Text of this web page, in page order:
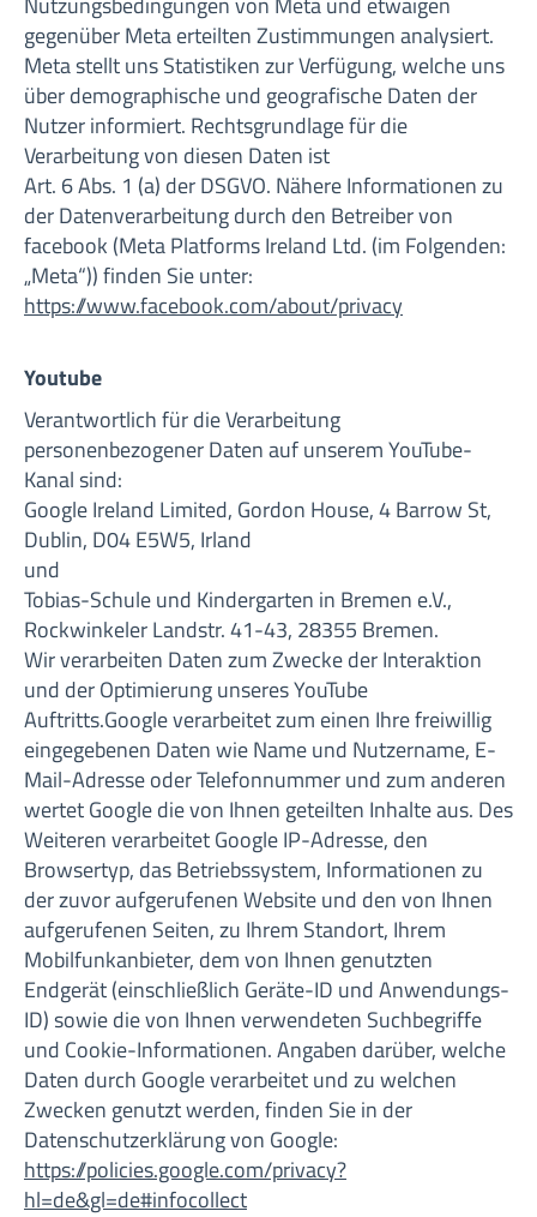
gegenüber Meta erteilten Zustimmungen analysiert.
Meta stellt uns Statistiken zur Verfügung, welche uns
über demographische und geografische Daten der
Nutzer informiert. Rechtsgrundlage für die
Verarbeitung von diesen Daten ist
Art. 6 Abs. 1 (a) der DSGVO. Nähere Informationen zu
der Datenverarbeitung durch den Betreiber von
facebook (Meta Platforms Ireland Ltd. (im Folgenden:
„Meta“)) finden Sie unter:
https://www.facebook.com/about/privacy
Youtube
Verantwortlich für die Verarbeitung
personenbezogener Daten auf unserem YouTube-
Kanal sind:
Google Ireland Limited, Gordon House, 4 Barrow St,
Dublin, D04 E5W5, Irland
und
Tobias-Schule und Kindergarten in Bremen e.V.,
Rockwinkeler Landstr. 41-43, 28355 Bremen.
Wir verarbeiten Daten zum Zwecke der Interaktion
und der Optimierung unseres YouTube
Auftritts.Google verarbeitet zum einen Ihre freiwillig
eingegebenen Daten wie Name und Nutzername, E-
Mail-Adresse oder Telefonnummer und zum anderen
wertet Google die von Ihnen geteilten Inhalte aus. Des
Weiteren verarbeitet Google IP-Adresse, den
Browsertyp, das Betriebssystem, Informationen zu
der zuvor aufgerufenen Website und den von Ihnen
aufgerufenen Seiten, zu Ihrem Standort, Ihrem
Mobilfunkanbieter, dem von Ihnen genutzten
Endgerät (einschließlich Geräte-ID und Anwendungs-
ID) sowie die von Ihnen verwendeten Suchbegriffe
und Cookie-Informationen. Angaben darüber, welche
Daten durch Google verarbeitet und zu welchen
Zwecken genutzt werden, finden Sie in der
Datenschutzerklärung von Google:
https://policies.google.com/privacy?
hl=de&gl=de#infocollect